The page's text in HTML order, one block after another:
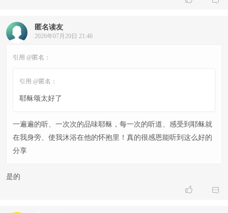
匿名读友
2026年07月20日 21:46
引用 @匿名：
引用 @匿名：
耶稣颂太好了
一遍遍的听、一次次的品味耶稣，每一次的听道、感受到耶稣就
在我身旁、使我沐浴在他的怀抱里！真的很感恩能听到这么好的
分享
是的
 